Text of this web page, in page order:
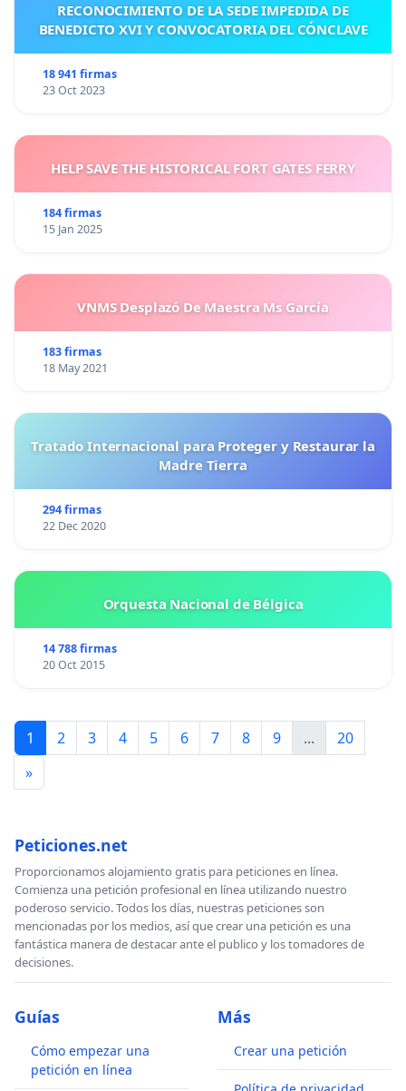
RECONOCIMIENTO DE LA SEDE IMPEDIDA DE
BENEDICTO XVI Y CONVOCATORIA DEL CÓNCLAVE
18 941 firmas
23 Oct 2023
HELP SAVE THE HISTORICAL FORT GATES FERRY
184 firmas
15 Jan 2025
VNMS Desplazó De Maestra Ms García
183 firmas
18 May 2021
Tratado Internacional para Proteger y Restaurar la
Madre Tierra
294 firmas
22 Dec 2020
Orquesta Nacional de Bélgica
14 788 firmas
20 Oct 2015
1 2 3 4 5 6 7 8 9 ...
20
»
Peticiones.net
Proporcionamos alojamiento gratis para peticiones en línea.
Comienza una petición profesional en línea utilizando nuestro
poderoso servicio. Todos los días, nuestras peticiones son
mencionadas por los medios, así que crear una petición es una
fantástica manera de destacar ante el publico y los tomadores de
decisiones.
Guías
Cómo empezar una
petición en línea
Más
Crear una petición